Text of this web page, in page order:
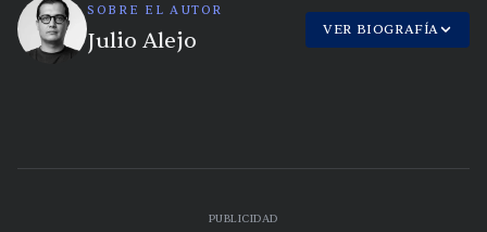
SOBRE EL AUTOR
Julio Alejo VER BIOGRAFÍA
PUBLICIDAD